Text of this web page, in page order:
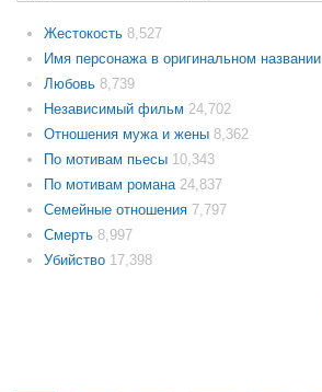
Жестокость 8,527
Имя персонажа в оригинальном названии
Любовь 8,739
Независимый фильм 24,702
Отношения мужа и жены 8,362
По мотивам пьесы 10,343
По мотивам романа 24,837
Семейные отношения 7,797
Смерть 8,997
Убийство 17,398